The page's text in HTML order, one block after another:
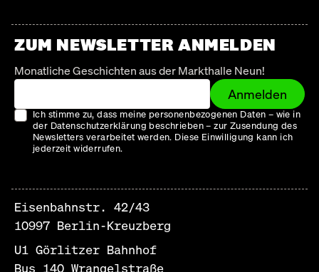
ZUM NEWSLETTER ANMELDEN
Monatliche Geschichten aus der Markthalle Neun!
Anmelden
Ich stimme zu, dass meine personenbezogenen Daten – wie in
der Datenschutzerklärung beschrieben – zur Zusendung des
Newsletters verarbeitet werden. Diese Einwilligung kann ich
jederzeit widerrufen.
Eisenbahnstr. 42/43
10997 Berlin-Kreuzberg
U1 Görlitzer Bahnhof
Bus 140 Wrangelstraße